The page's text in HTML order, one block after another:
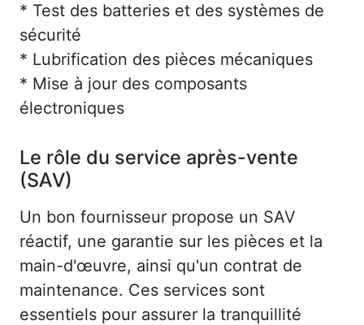
* Test des batteries et des systèmes de
sécurité
* Lubrification des pièces mécaniques
* Mise à jour des composants
électroniques
Le rôle du service après-vente
(SAV)
Un bon fournisseur propose un SAV
réactif, une garantie sur les pièces et la
main-d'œuvre, ainsi qu'un contrat de
maintenance. Ces services sont
essentiels pour assurer la tranquillité